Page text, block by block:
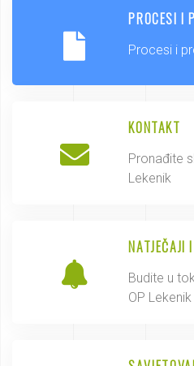
PROCESI I
Procesi i
KONTAKT
Pronađite
Lekenik
NATJEČAJI
Budite u
OP Lekenik